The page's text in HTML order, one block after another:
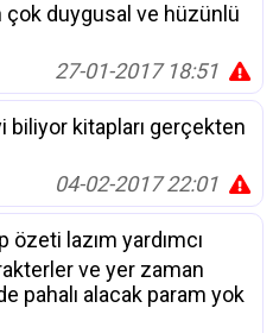
duygusal ve hüzünlü
27-01-2017 18:51
biliyor kitapları gerçekten
04-02-2017 22:01
lazım yardımcı
ve yer zaman
pahalı alacak param yok